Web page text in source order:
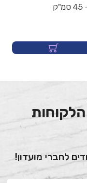
לחברי מועדון!